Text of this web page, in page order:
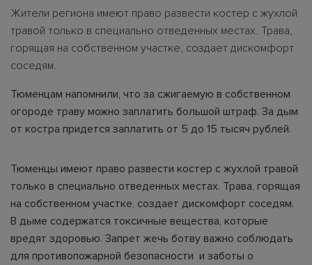
Жители региона имеют право развести костер с жухлой
травой только в специально отведенных местах. Трава,
горящая на собственном участке, создает дискомфорт
соседям.
Тюменцам напомнили, что за сжигаемую в собственном
огороде траву можно заплатить большой штраф. За дым
от костра придется заплатить от 5 до 15 тысяч рублей.
Тюменцы имеют право развести костер с жухлой травой
только в специально отведенных местах. Трава, горящая
на собственном участке, создает дискомфорт соседям.
В дыме содержатся токсичные вещества, которые
вредят здоровью. Запрет жечь ботву важно соблюдать
для противопожарной безопасности и заботы о